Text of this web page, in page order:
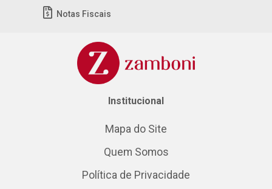
Notas Fiscais
Institucional
Mapa do Site
Quem Somos
Política de Privacidade